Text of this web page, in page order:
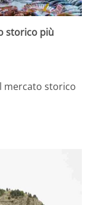
storico più
mercato storico